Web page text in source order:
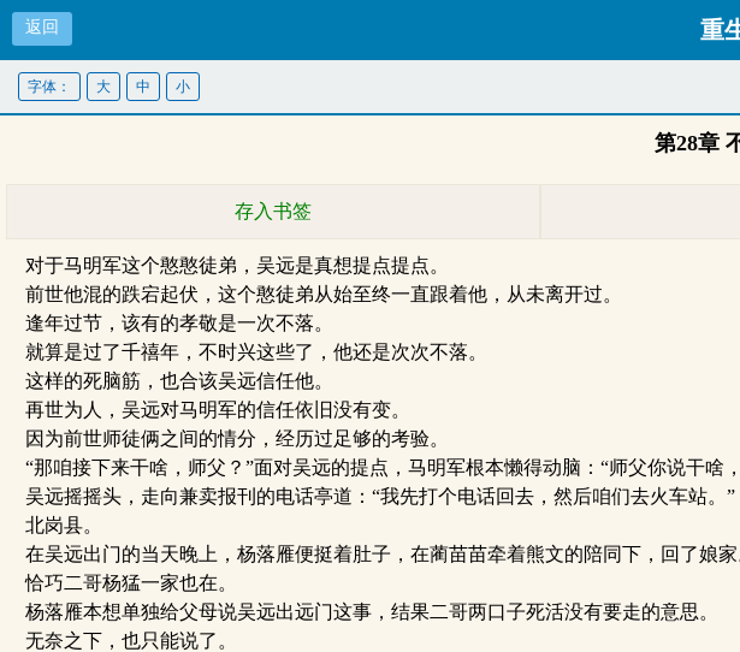
返回 重
字体： 大 中 小
第28章
存入书签
对于马明军这个憨憨徒弟，吴远是真想提点提点。
前世他混的跌宕起伏，这个憨徒弟从始至终一直跟着他，从未离开过。
逢年过节，该有的孝敬是一次不落。
就算是过了千禧年，不时兴这些了，他还是次次不落。
这样的死脑筋，也合该吴远信任他。
再世为人，吴远对马明军的信任依旧没有变。
因为前世师徒俩之间的情分，经历过足够的考验。
“那咱接下来干啥，师父？”面对吴远的提点，马明军根本懒得动脑：“师父你说干啥
吴远摇摇头，走向兼卖报刊的电话亭道：“我先打个电话回去，然后咱们去火车站。”
北岗县。
在吴远出门的当天晚上，杨落雁便挺着肚子，在蔺苗苗牵着熊文的陪同下，回了娘家
恰巧二哥杨猛一家也在。
杨落雁本想单独给父母说吴远出远门这事，结果二哥两口子死活没有要走的意思。
无奈之下，也只能说了。